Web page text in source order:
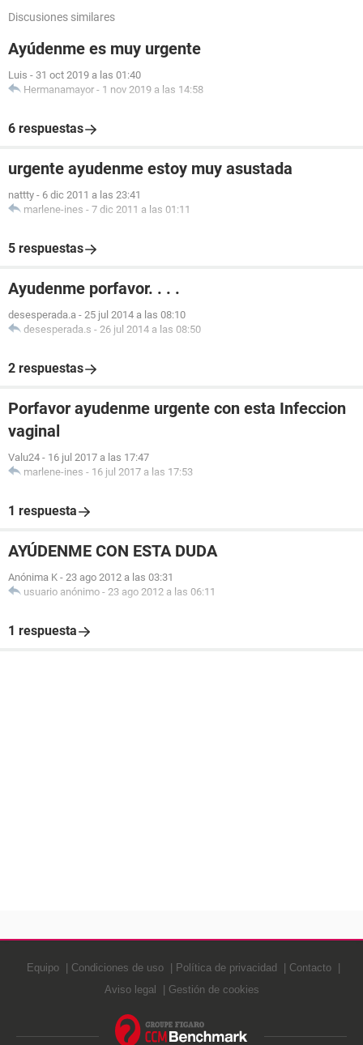
Discusiones similares
Ayúdenme es muy urgente
Luis - 31 oct 2019 a las 01:40
Hermanamayor - 1 nov 2019 a las 14:58
6 respuestas
urgente ayudenme estoy muy asustada
nattty - 6 dic 2011 a las 23:41
marlene-ines - 7 dic 2011 a las 01:11
5 respuestas
Ayudenme porfavor. . . .
desesperada.a - 25 jul 2014 a las 08:10
desesperada.s - 26 jul 2014 a las 08:50
2 respuestas
Porfavor ayudenme urgente con esta Infeccion
vaginal
Valu24 - 16 jul 2017 a las 17:47
marlene-ines - 16 jul 2017 a las 17:53
1 respuesta
AYÚDENME CON ESTA DUDA
Anónima K - 23 ago 2012 a las 03:31
usuario anónimo - 23 ago 2012 a las 06:11
1 respuesta
Equipo Condiciones de uso Política de privacidad
Contacto
Aviso legal
Gestión de cookies